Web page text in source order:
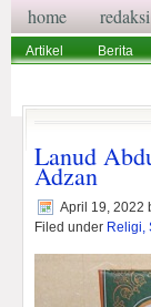
home redaksi
Artikel Berita
Lanud
Adzan
April 19, 2022
Filed under Religi,